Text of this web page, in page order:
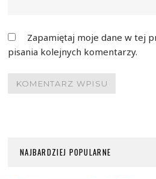
Zapamiętaj moje dane w tej
pisania kolejnych komentarzy.
NAJBARDZIEJ POPULARNE